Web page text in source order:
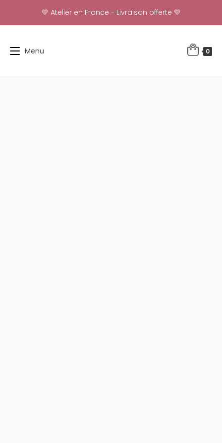
content
💛 Atelier en France - Livraison offerte 💛
Menu 0